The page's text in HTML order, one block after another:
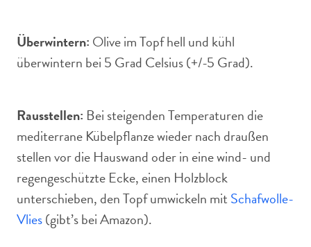
Überwintern: Olive im Topf hell und kühl
überwintern bei 5 Grad Celsius (+/-5 Grad).
Rausstellen: Bei steigenden Temperaturen die
mediterrane Kübelpflanze wieder nach draußen
stellen vor die Hauswand oder in eine wind- und
regengeschützte Ecke, einen Holzblock
unterschieben, den Topf umwickeln mit Schafwolle-
Vlies(gibt’s bei Amazon).